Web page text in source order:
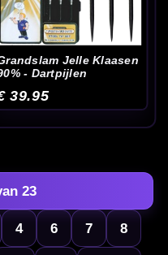
Jelle Klaasen
- Dartpijlen
39.95
4
23
6 7 8